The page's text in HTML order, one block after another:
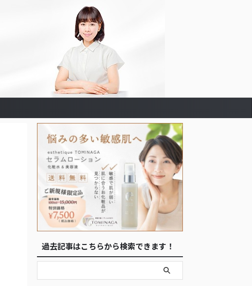
過去記事はこちらから検索できます！